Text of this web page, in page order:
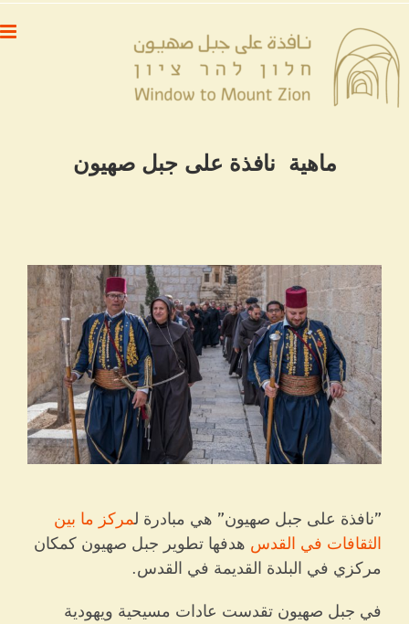
דלג
לתוכן
ماهية نافذة على جبل صهيون
"نافذة على جبل صهيون" هي مبادرة لمركز ما بين
الثقافات في القدس هدفها تطوير جبل صهيون كمكان
مركزي في البلدة القديمة في القدس.
في جبل صهيون تقدست عادات مسيحية ويهودية